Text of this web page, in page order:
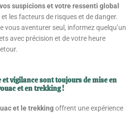
suspicions et votre ressenti global
les facteurs de risques et de danger.
vous aventurer seul, informez quelqu’un
avec précision et de votre heure
vigilance sont toujours de mise en
et en trekking !
et le trekkingoffrent une expérience